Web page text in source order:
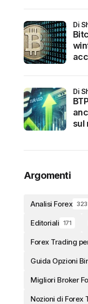
di
sul
di
Argomenti
Analisi Forex 323
Editoriali 171
Forex Trading
Guida Opzioni
Migliori Broker
Nozioni di Forex